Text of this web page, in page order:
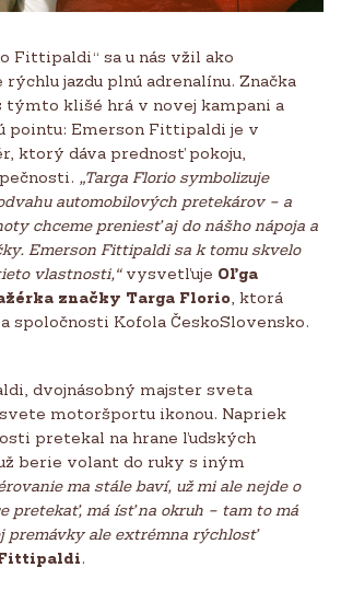
Fittipaldi“ sa u nás vžil ako
jazdu plnú adrenalínu. Značka
týmto klišé hrá v novej kampani a
pointu: Emerson Fittipaldi je v
ktorý dáva prednosť pokoju,
„Targa Florio symbolizuje
automobilových pretekárov – a
chceme preniesť aj do nášho nápoja a
Emerson Fittipaldi sa k tomu skvelo
vlastnosti,“vysvetľuje Oľga
značky Targa Florio , ktorá
spoločnosti Kofola ČeskoSlovensko.
dvojnásobný majster sveta
svete motoršportu ikonou. Napriek
pretekal na hrane ľudských
berie volant do ruky s iným
ma stále baví, už mi ale nejde o
pretekať, má ísť na okruh – tam to má
premávky ale extrémna rýchlosť
.